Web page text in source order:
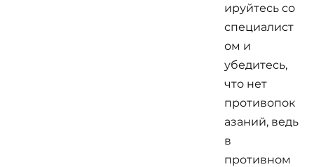
ируйтесь со
специалист
ом и
убедитесь,
что нет
противопок
азаний, ведь
в
противном